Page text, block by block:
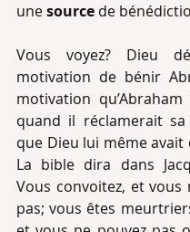
une source de
Vous voyez? Dieu
motivation de bénir
motivation
quand il réclamerait sa
que Dieu lui même avait
La bible dira dans
Vous convoitez, et vous
pas; vous êtes